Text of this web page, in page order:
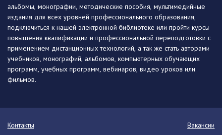
альбомы, монографии, методические пособия, мультимедийные
издания для всех уровней профессионального образования,
подключиться к нашей электронной библиотеке или пройти курсы
повышения квалификации и профессиональной переподготовки с
применением дистанционных технологий, а так же стать авторами
учебников, монографий, альбомов, компьютерных обучающих
программ, учебных программ, вебинаров, видео уроков или
фильмов.
Контакты
Вакансии